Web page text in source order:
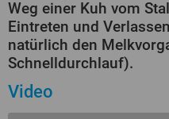
Weg einer Kuh vom
Eintreten und
natürlich den
Schnelldurchlauf).
Video